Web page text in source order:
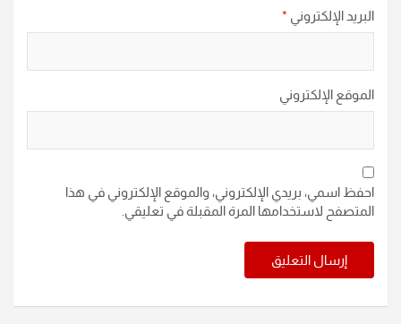
البريد الإلكتروني *
الموقع الإلكتروني
احفظ اسمي، بريدي الإلكتروني، والموقع الإلكتروني في هذا
المتصفح لاستخدامها المرة المقبلة في تعليقي.